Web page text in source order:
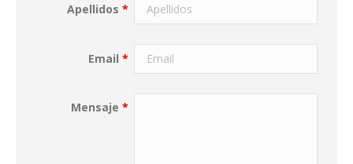
Apellidos*
Email*
Mensaje*